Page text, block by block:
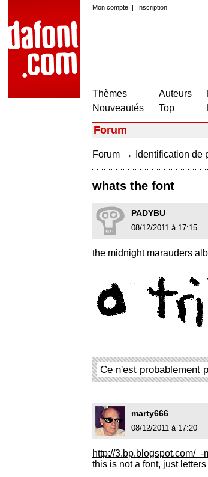
Mon compte | Inscription
Thèmes
Nouveautés
Auteurs
Top
Forum
Forum → Identification de
whats the font
PADYBU
08/12/2011 à 17:15
the midnight marauders
Ce n'est probablement
marty666
08/12/2011 à 17:20
http://3.bp.blogspot.com/
this is not a font, just